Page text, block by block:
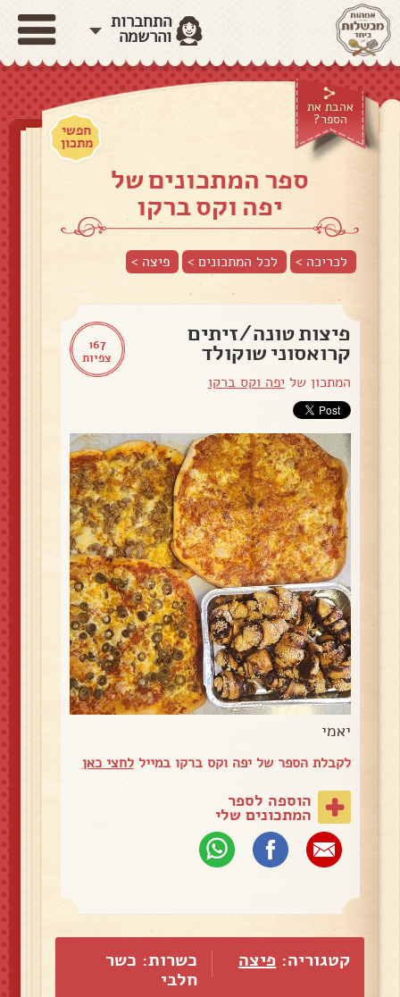
התחברות
והרשמה
אהבת את
הספר?
חפשי
מתכון
ספר המתכונים של
יפה וקס ברקו
לכריכה > לכל המתכונים > פיצה >
167
צפיות
פיצות טונה/זיתים
קרואסוני שוקולד
המתכון של יפה וקס ברקו
יאמי
לקבלת הספר של יפה וקס ברקו במייללחצי כאן
הוספה לספר
המתכונים שלי
קטגוריה: פיצה
כשרות: כשר
חלבי